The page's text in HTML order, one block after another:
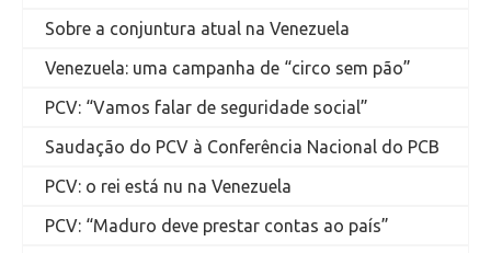
Sobre a conjuntura atual na Venezuela
Venezuela: uma campanha de “circo sem pão”
PCV: “Vamos falar de seguridade social”
Saudação do PCV à Conferência Nacional do PCB
PCV: o rei está nu na Venezuela
PCV: “Maduro deve prestar contas ao país”